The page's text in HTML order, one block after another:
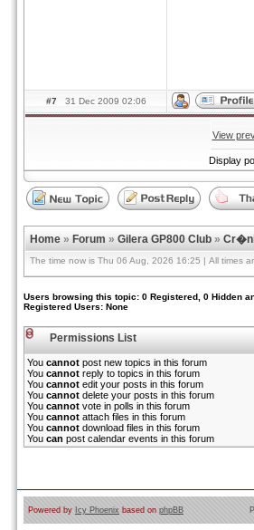
#7 31 Dec 2009 02:06
View
Display
Home » Forum » Gilera GP800 Club »
The time now is Thu 06 Aug, 2026 16:25 | All times
Users browsing this topic: 0 Registered, 0 Hidden
Registered Users: None
Permissions List
You cannot post new topics in this forum
You cannot reply to topics in this forum
You cannot edit your posts in this forum
You cannot delete your posts in this forum
You cannot vote in polls in this forum
You cannot attach files in this forum
You cannot download files in this forum
You can post calendar events in this forum
Powered by Icy Phoenix based on phpBB